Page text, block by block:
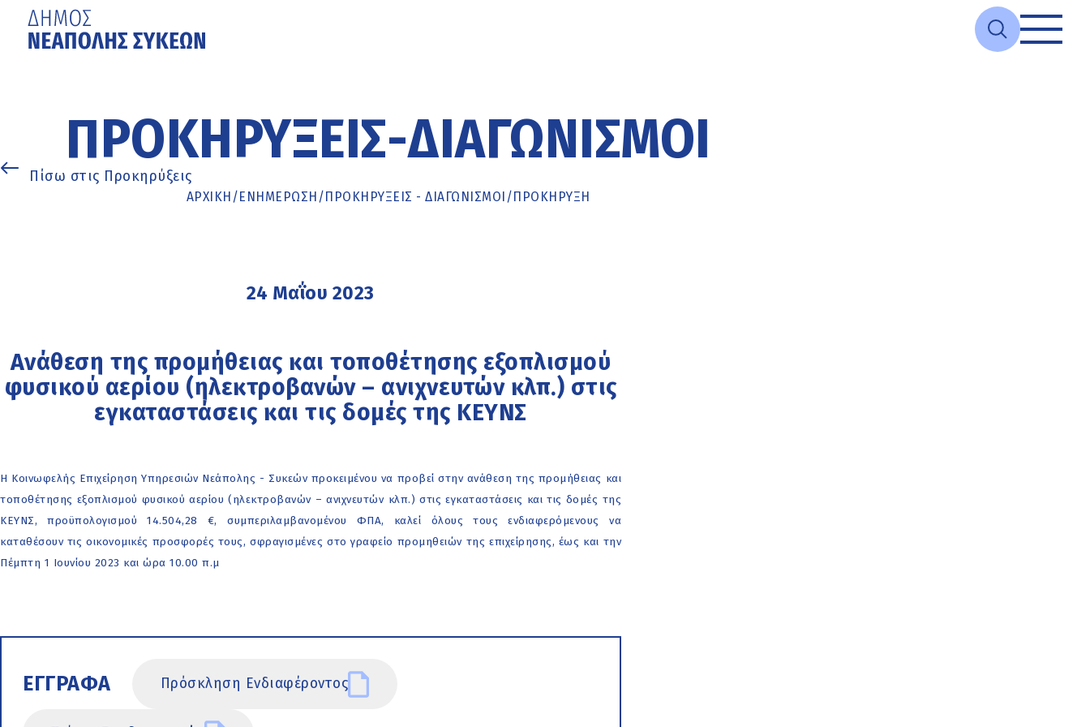
περιεχόμενοΠΡΟΚΗΡΎΞΕΙΣ-ΔΙΑΓΩΝΙΣΜΟΊ
Πίσω στις Προκηρύξεις
ΑΡΧΙΚΉ /ΕΝΗΜΈΡΩΣΗ /ΠΡΟΚΗΡΥΞΕΙΣ - ΔΙΑΓΩΝΙΣΜΟΙ /ΠΡΟΚΉΡΥΞΗ
24 Μαΐου 2023
Ανάθεση της προμήθειας και τοποθέτησης εξοπλισμού
φυσικού αερίου (ηλεκτροβανών – ανιχνευτών κλπ.) στις
εγκαταστάσεις και τις δομές της ΚΕΥΝΣ
Η Κοινωφελής Επιχείρηση Υπηρεσιών Νεάπολης - Συκεών προκειμένου να προβεί στην ανάθεση της προμήθειας και
τοποθέτησης εξοπλισμού φυσικού αερίου (ηλεκτροβανών – ανιχνευτών κλπ.) στις εγκαταστάσεις και τις δομές της
ΚΕΥΝΣ, προϋπολογισμού 14.504,28 €, συμπεριλαμβανομένου ΦΠΑ, καλεί όλους τους ενδιαφερόμενους να
καταθέσουν τις οικονομικές προσφορές τους, σφραγισμένες στο γραφείο προμηθειών της επιχείρησης, έως και την
Πέμπτη 1 Ιουνίου 2023 και ώρα 10.00 π.μ
ΕΓΓΡΑΦΑ Πρόσκληση Ενδιαφέροντος